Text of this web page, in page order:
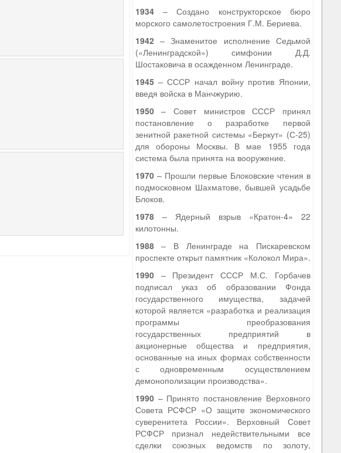
1934– Создано конструкторское бюро
морского самолетостроения Г.М. Бериева.
1942– Знаменитое исполнение Седьмой
(«Ленинградской») симфонии Д.Д.
Шостаковича в осажденном Ленинграде.
1945– СССР начал войну против Японии,
введя войска в Манчжурию.
1950– Совет министров СССР принял
постановление о разработке первой
зенитной ракетной системы «Беркут» (С-25)
для обороны Москвы. В мае 1955 года
система была принята на вооружение.
1970– Прошли первые Блоковские чтения в
подмосковном Шахматове, бывшей усадьбе
Блоков.
1978– Ядерный взрыв «Кратон-4» 22
килотонны.
1988– В Ленинграде на Пискаревском
проспекте открыт памятник «Колокол Мира».
1990– Президент СССР М.С. Горбачев
подписал указ об образовании Фонда
государственного имущества, задачей
которой является «разработка и реализация
программы преобразования
государственных предприятий в
акционерные общества и предприятия,
основанные на иных формах собственности
с одновременным осуществлением
демонополизации производства».
1990– Принято постановление Верховного
Совета РСФСР «О защите экономического
суверенитета России». Верховный Совет
РСФСР признал недействительными все
сделки союзных ведомств по золоту,